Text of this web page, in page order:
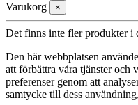
Varukorg
×
Det finns inte fler produkter i
Den här webbplatsen
att förbättra våra tjänster och
preferenser genom att
samtycke till dess